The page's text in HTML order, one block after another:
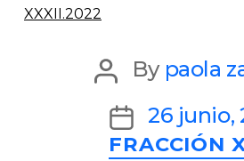
XXXII.2022
Post
author
By paola
Post
date
26 junio,
FRACCIÓN